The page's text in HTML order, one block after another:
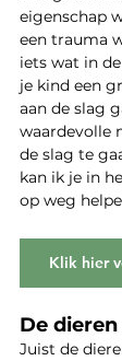
eigenschap
een trauma
iets wat in
je kind een
aan de slag
waardevolle
de slag te
kan ik je in
op weg
Klik hier
De
Juist de